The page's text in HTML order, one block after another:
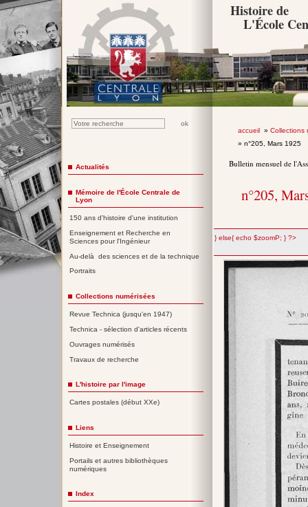
Histoire de
L'École
accueil» Collections
» n°205, Mars 1925
Bulletin mensuel de
n°205,
";} else{ echo $zoomP; } ?>
Actualités
Mémoire de l'École Centrale de
Lyon
150 ans d'histoire d'une institution
Enseignement et Recherche en
Sciences pour l'Ingénieur
Au-delà des sciences et de la technique
Portraits
Collections numérisées
Revue Technica (jusqu'en 1947)
Technica - sélection d'articles récents
Ouvrages numérisés
Travaux de recherche
L'histoire par l'image
Cartes postales (début XXe)
Liens
Histoire et Enseignement
Portails et autres bibliothèques
numériques
Index